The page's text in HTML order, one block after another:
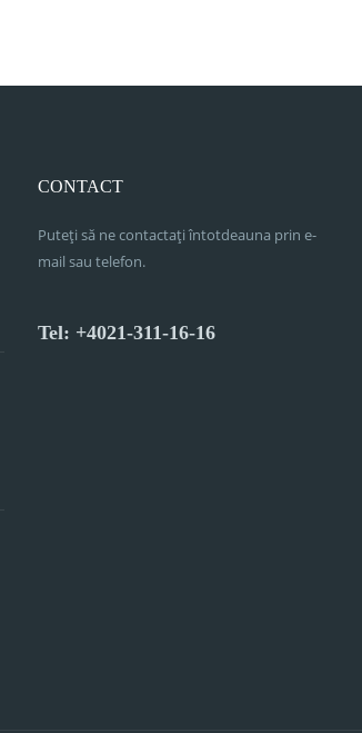
CONTACT
Puteți să ne contactați întotdeauna prin e-
mail sau telefon.
Tel: +4021-311-16-16